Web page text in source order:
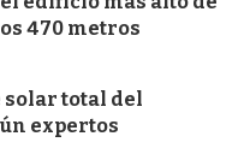
470 metros
solar total del
expertos